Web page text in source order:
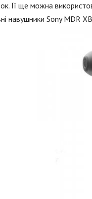
Її ще можна
навушники Sony MDR